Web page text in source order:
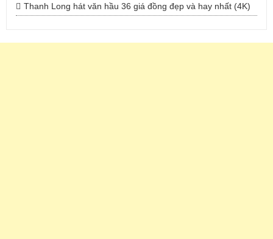
Thanh Long hát văn hầu 36 giá đồng đẹp và hay nhất (4K)